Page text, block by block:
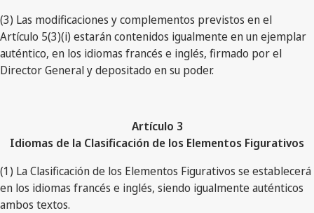
(3) Las modificaciones y complementos previstos en el
Artículo 5(3)(i) estarán contenidos igualmente en un ejemplar
auténtico, en los idiomas francés e inglés, firmado por el
Director General y depositado en su poder.
Artículo 3
Idiomas de la Clasificación de los Elementos Figurativos
(1) La Clasificación de los Elementos Figurativos se establecerá
en los idiomas francés e inglés, siendo igualmente auténticos
ambos textos.